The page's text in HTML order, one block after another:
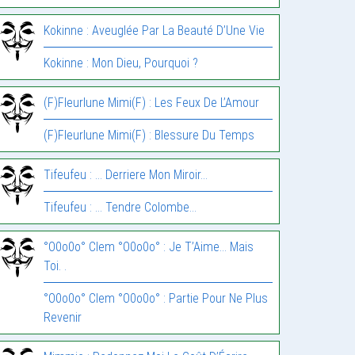
Kokinne : Aveuglée Par La Beauté D’Une Vie
Kokinne : Mon Dieu, Pourquoi ?
(F)Fleurlune Mimi(F) : Les Feux De L’Amour
(F)Fleurlune Mimi(F) : Blessure Du Temps
Tifeufeu : … Derriere Mon Miroir…
Tifeufeu : … Tendre Colombe…
°O0o0o° Clem °O0o0o° : Je T’Aime… Mais
Toi. .
°O0o0o° Clem °O0o0o° : Partie Pour Ne Plus
Revenir